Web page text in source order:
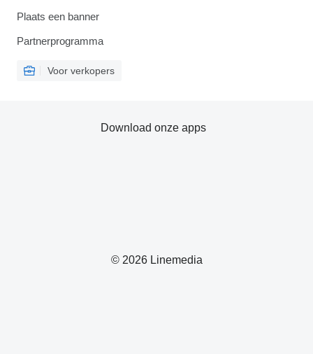
Plaats een banner
Partnerprogramma
Voor verkopers
© 2026 Linemedia
Download onze apps